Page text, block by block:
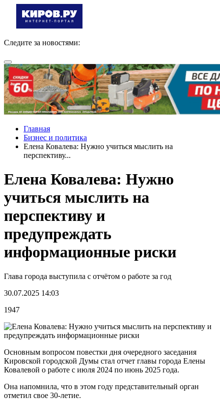
Следите за новостями:
Главная
Бизнес и политика
Елена Ковалева: Нужно учиться мыслить на
перспективу...
Елена Ковалева: Нужно
учиться мыслить на
перспективу и
предупреждать
информационные риски
Глава города выступила с отчётом о работе за год
30.07.2025 14:03
1947
Основным вопросом повестки дня очередного заседания
Кировской городской Думы стал отчет главы города Елены
Ковалевой о работе с июля 2024 по июнь 2025 года.
Она напомнила, что в этом году представительный орган
отметил свое 30-летие.